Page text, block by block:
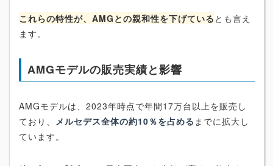
これらの特性が、AMGとの親和性を下げている とも言え
ます。
AMGモデルの販売実績と影響
AMGモデルは、2023年時点で年間17万台以上を販売し
ており、 メルセデス全体の約10％を占める までに拡大し
ています。